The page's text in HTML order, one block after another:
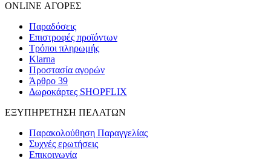
ONLINE ΑΓΟΡΕΣ
Παραδόσεις
Επιστροφές προϊόντων
Τρόποι πληρωμής
Klarna
Προστασία αγορών
Άρθρο 39
Δωροκάρτες SHOPFLIX
ΕΞΥΠΗΡΕΤΗΣΗ ΠΕΛΑΤΩΝ
Παρακολούθηση Παραγγελίας
Συχνές ερωτήσεις
Επικοινωνία